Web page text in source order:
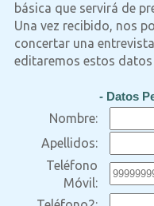
básica que servirá de
Una vez recibido, nos
concertar una
editaremos estos datos
- Datos
Nombre:
Apellidos:
Teléfono
Móvil: